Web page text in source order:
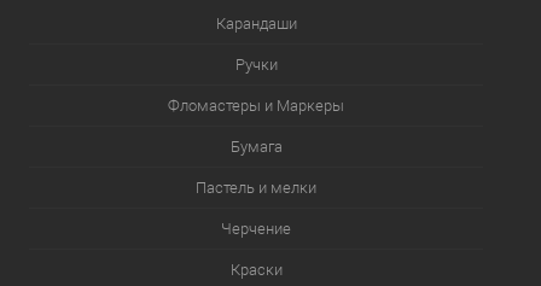
Карандаши
Ручки
Фломастеры и Маркеры
Бумага
Пастель и мелки
Черчение
Краски